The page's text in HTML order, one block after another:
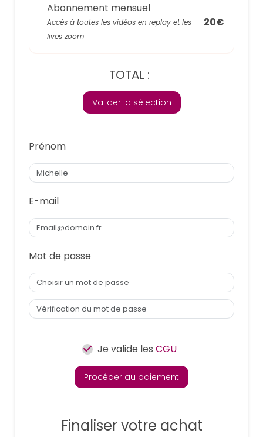
Abonnement mensuel
Accès à toutes les vidéos en replay et les
lives zoom
20€
TOTAL :
Valider la sélection
Prénom
E-mail
Mot de passe
Je valide les CGU
Procéder au paiement
Finaliser votre achat